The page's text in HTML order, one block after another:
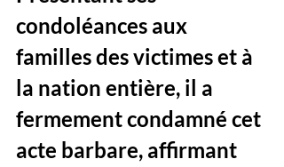
condoléances aux
familles des victimes et à
la nation entière, il a
fermement condamné cet
acte barbare, affirmant